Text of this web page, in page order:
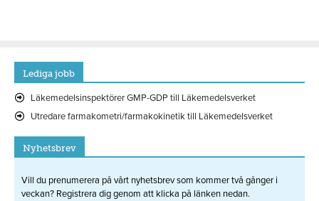
Lediga jobb
Läkemedelsinspektörer GMP-GDP till Läkemedelsverket
Utredare farmakometri/farmakokinetik till Läkemedelsverket
Nyhetsbrev
Vill du prenumerera på vårt nyhetsbrev som kommer två gånger i
veckan? Registrera dig genom att klicka på länken nedan.